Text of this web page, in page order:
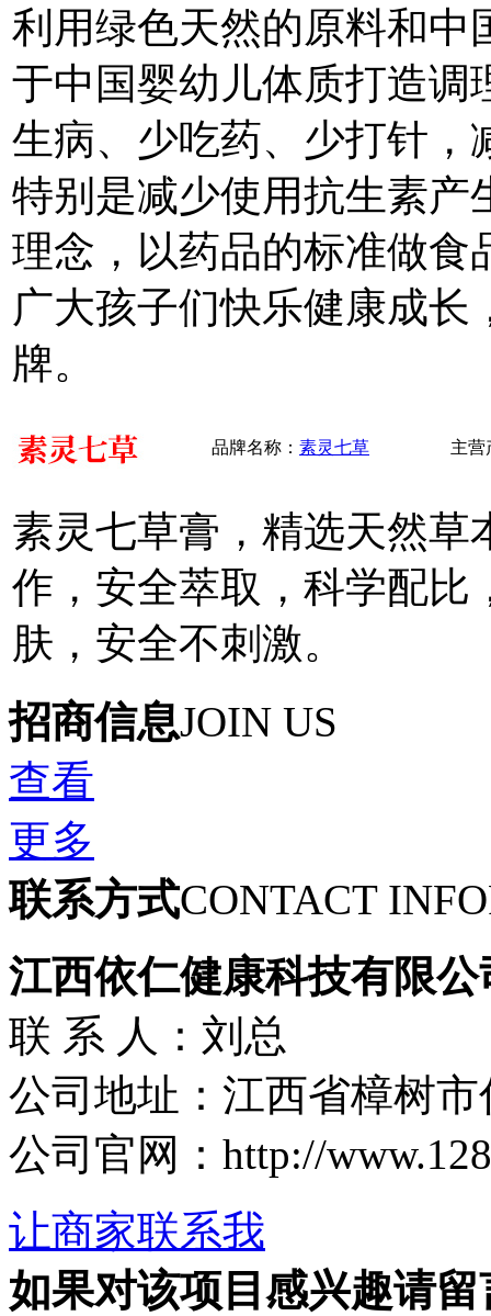
利用绿色天然的原料和中
于中国婴幼儿体质打造调
生病、少吃药、少打针，
特别是减少使用抗生素产
理念，以药品的标准做食
广大孩子们快乐健康成
牌。
品牌名称： 素灵七草 主营
素灵七草膏，精选天然草
作，安全萃取，科学配比
肤，安全不刺激。
招商信息JOIN US
查看
更多
联系方式CONTACT
江西依仁健康科技有限公
联 系 人：刘总
公司地址：江西省樟树市
公司官网：http://
让商家联系我
如果对该项目感兴趣请留